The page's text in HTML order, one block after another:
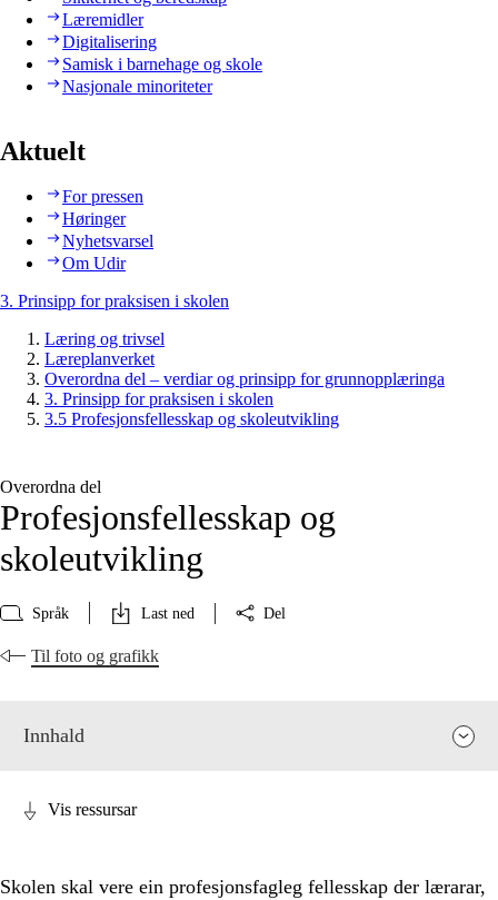
Læremidler
Digitalisering
Samisk i barnehage og skole
Nasjonale minoriteter
Aktuelt
For pressen
Høringer
Nyhetsvarsel
Om Udir
3. Prinsipp for praksisen i skolen
Læring og trivsel
Læreplanverket
Overordna del – verdiar og prinsipp for grunnopplæringa
3. Prinsipp for praksisen i skolen
3.5 Profesjonsfellesskap og skoleutvikling
Overordna del
Profesjonsfellesskap og
skoleutvikling
Språk Last ned Del
Til foto og grafikk
Innhald
Vis ressursar
Skolen skal vere ein profesjonsfagleg fellesskap der lærarar,